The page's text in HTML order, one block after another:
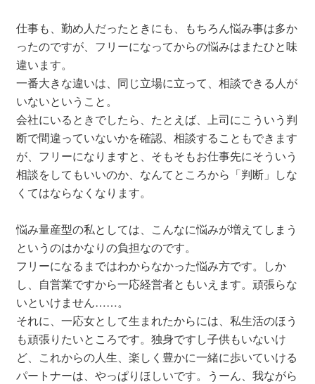
仕事も、勤め人だったときにも、もちろん悩み事は多か
ったのですが、フリーになってからの悩みはまたひと味
違います。
一番大きな違いは、同じ立場に立って、相談できる人が
いないということ。
会社にいるときでしたら、たとえば、上司にこういう判
断で間違っていないかを確認、相談することもできます
が、フリーになりますと、そもそもお仕事先にそういう
相談をしてもいいのか、なんてところから「判断」しな
くてはならなくなります。
悩み量産型の私としては、こんなに悩みが増えてしまう
というのはかなりの負担なのです。
フリーになるまではわからなかった悩み方です。しか
し、自営業ですから一応経営者ともいえます。頑張らな
いといけません……。
それに、一応女として生まれたからには、私生活のほう
も頑張りたいところです。独身ですし子供もいないけ
ど、これからの人生、楽しく豊かに一緒に歩いていける
パートナーは、やっぱりほしいです。うーん、我ながら